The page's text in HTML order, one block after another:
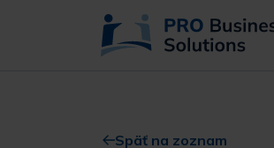
Späť na zoznam